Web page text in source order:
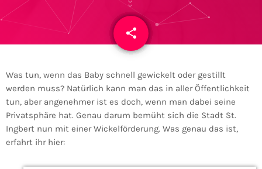
share
email
Was tun, wenn das Baby schnell gewickelt oder gestillt
werden muss? Natürlich kann man das in aller Öffentlichkeit
tun, aber angenehmer ist es doch, wenn man dabei seine
Privatsphäre hat. Genau darum bemüht sich die Stadt St.
Ingbert nun mit einer Wickelförderung. Was genau das ist,
erfahrt ihr hier: